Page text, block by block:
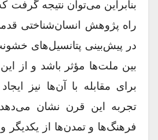
بنابراین مى‏‌توان نتیجه گرفت
راه پژوهش انسان‏‌شناختى
در پیش‏‌بینى پتانسیل‏‌هاى
بین ملت‏‌ها مؤثر باشد و از این
براى مقابله با آن‏‌ها نیز
تجربه این قرن نشان مى‏‌دهد
فرهنگ‏‌ها و تمدن‏‌ها از یکدیگر